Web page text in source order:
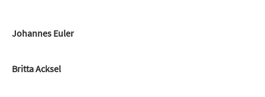
Johannes Euler
Britta Acksel